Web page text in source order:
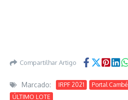
Compartilhar Artigo
Marcado: IRPF 2021 Portal Cambé
ÚLTIMO LOTE